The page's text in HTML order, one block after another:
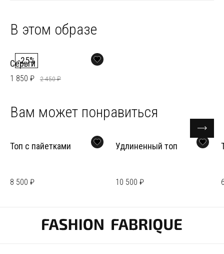
В этом образе
-25%
Серьги
1 850 ₽ 2 450 ₽
Вам может понравиться
Топ с пайетками
8 500 ₽
Удлиненный топ
10 500 ₽